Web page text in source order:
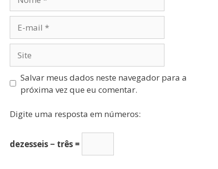
Salvar meus dados neste navegador para a
próxima vez que eu comentar.
Digite uma resposta em números:
dezesseis − três =